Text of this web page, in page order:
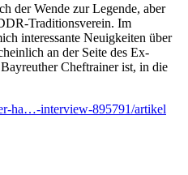
der Wende zur Legende, aber
Traditionsverein. Im
interessante Neuigkeiten über
an der Seite des Ex-
Cheftrainer ist, in die
ha…-interview-895791/artikel